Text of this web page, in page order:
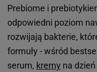
Prebiome i
odpowiedni poziom
rozwijają bakterie,
formuły - wśród
serum, kremy na